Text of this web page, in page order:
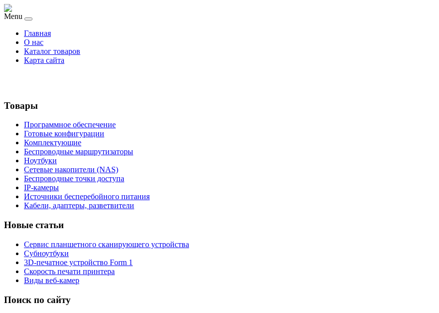
Menu
Главная
О нас
Каталог товаров
Карта сайта
Товары
Программное обеспечение
Готовые конфигурации
Комплектующие
Беспроводные маршрутизаторы
Ноутбуки
Сетевые накопители (NAS)
Беспроводные точки доступа
IP-камеры
Источники бесперебойного питания
Кабели, адаптеры, разветвители
Новые статьи
Сервис планшетного сканирующего устройства
Субноутбуки
3D-печатное устройство Form 1
Скорость печати принтера
Виды веб-камер
Поиск по сайту